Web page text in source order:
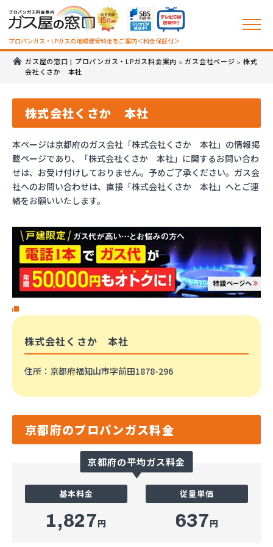
プロパンガス・LPガスの地域最安料金をご案内＜料金保証付＞
ガス屋の窓口 | プロパンガス・LPガス料金案内 >ガス会社ページ > 株式
会社くさか 本社
株式会社くさか 本社
本ページは京都府のガス会社「株式会社くさか 本社」の情報掲
載ページであり、「株式会社くさか 本社」に関するお問い合わ
せは、お受け付けしておりません。予めご了承ください。ガス会
社へのお問い合わせは、直接「株式会社くさか 本社」へとご連
絡をお願いいたします。
株式会社くさか 本社
住所 ：京都府福知山市字前田1878-296
京都府のプロパンガス料金
京都府の平均ガス料金
基本料金
1,827円
従量単価
637円